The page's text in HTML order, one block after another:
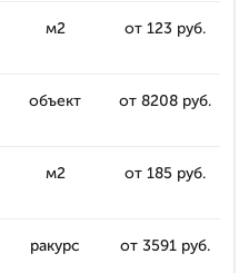
м2 от 123 руб.
объект от 8208 руб.
м2 от 185 руб.
ракурс от 3591 руб.